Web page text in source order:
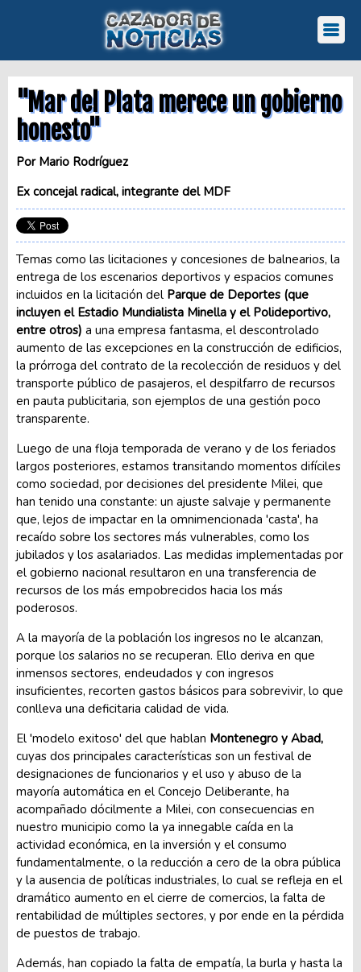
"Mar del Plata merece un gobierno
honesto"
Por Mario Rodríguez
Ex concejal radical, integrante del MDF
Temas como las licitaciones y concesiones de balnearios, la
entrega de los escenarios deportivos y espacios comunes
incluidos en la licitación del Parque de Deportes (que
incluyen el Estadio Mundialista Minella y el Polideportivo,
entre otros) a una empresa fantasma, el descontrolado
aumento de las excepciones en la construcción de edificios,
la prórroga del contrato de la recolección de residuos y del
transporte público de pasajeros, el despilfarro de recursos
en pauta publicitaria, son ejemplos de una gestión poco
transparente.
Luego de una floja temporada de verano y de los feriados
largos posteriores, estamos transitando momentos difíciles
como sociedad, por decisiones del presidente Milei, que
han tenido una constante: un ajuste salvaje y permanente
que, lejos de impactar en la omnimencionada 'casta', ha
recaído sobre los sectores más vulnerables, como los
jubilados y los asalariados. Las medidas implementadas por
el gobierno nacional resultaron en una transferencia de
recursos de los más empobrecidos hacia los más
poderosos.
A la mayoría de la población los ingresos no le alcanzan,
porque los salarios no se recuperan. Ello deriva en que
inmensos sectores, endeudados y con ingresos
insuficientes, recorten gastos básicos para sobrevivir, lo que
conlleva una deficitaria calidad de vida.
El 'modelo exitoso' del que hablan Montenegro y Abad,
cuyas dos principales características son un festival de
designaciones de funcionarios y el uso y abuso de la
mayoría automática en el Concejo Deliberante, ha
acompañado dócilmente a Milei, con consecuencias en
nuestro municipio como la ya innegable caída en la
actividad económica, en la inversión y el consumo
fundamentalmente, o la reducción a cero de la obra pública
y la ausencia de políticas industriales, lo cual se refleja en el
dramático aumento en el cierre de comercios, la falta de
rentabilidad de múltiples sectores, y por ende en la pérdida
de puestos de trabajo.
Además, han copiado la falta de empatía, la burla y hasta la